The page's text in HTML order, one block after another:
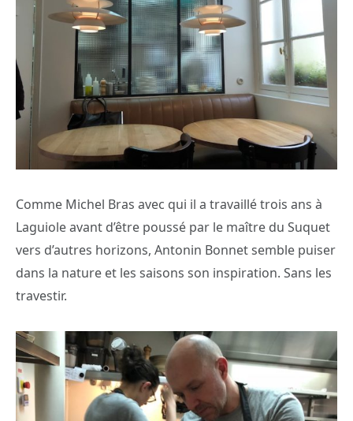
Comme Michel Bras avec qui il a travaillé trois ans à
Laguiole avant d’être poussé par le maître du Suquet
vers d’autres horizons, Antonin Bonnet semble puiser
dans la nature et les saisons son inspiration. Sans les
travestir.